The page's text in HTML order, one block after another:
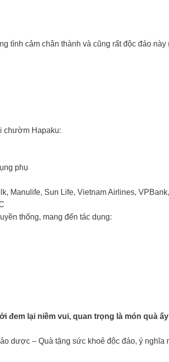
tình cảm chân thành và cũng rất độc đáo này
chườm Hapaku:
phụ
Sun Life, Vietnam Airlines,
thống, mang đến tác dụng:
đem lại niềm vui, quan trọng là món quà
dược – Quà tặng sức khoẻ độc đáo, ý nghĩa